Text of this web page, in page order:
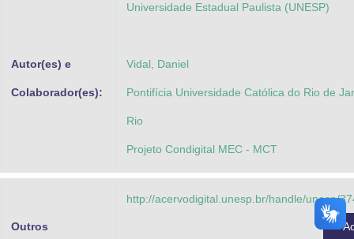
Autor(es) e
Colaborador(es):
Universidade Estadual Paulista (UNESP)
Vidal, Daniel
Pontifícia Universidade Católica do Rio de
Rio
Projeto Condigital MEC - MCT
Outros
http://acervodigital.unesp.br/handle/unesp/